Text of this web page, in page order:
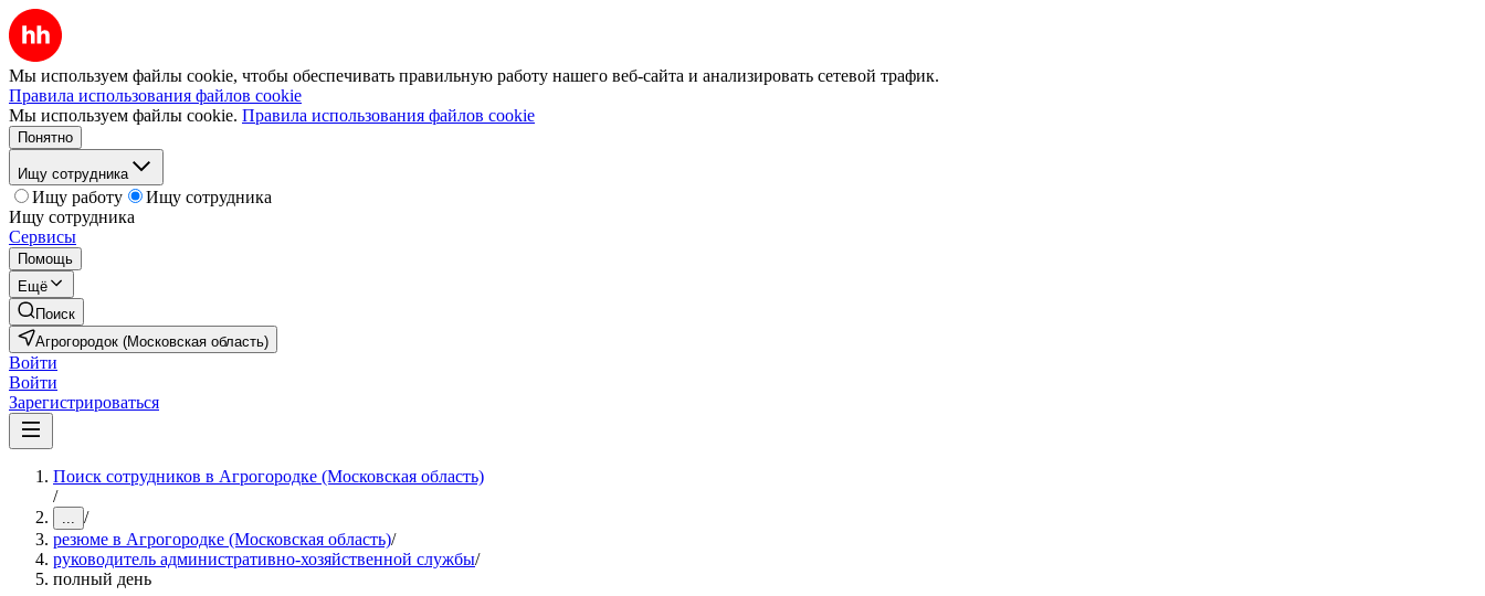
Мы используем файлы cookie, чтобы обеспечивать правильную работу нашего веб-сайта и анализировать сетевой трафик.
Правила использования файлов cookie
Мы используем файлы cookie. Правила использования файлов cookie
Понятно
Ищу сотрудника
Ищу работу
Ищу сотрудника
Ищу сотрудника
Сервисы
Помощь
Ещё
Поиск
Агрогородок (Московская область)
Войти
Войти
Зарегистрироваться
Поиск сотрудников в Агрогородке (Московская область)
/
... /
резюме в Агрогородке (Московская область)/
руководитель административно-хозяйственной службы/
полный день